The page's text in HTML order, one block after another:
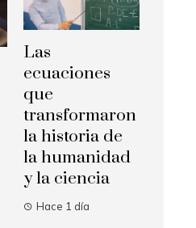
Las
ecuaciones
que
transformaron
la historia de
la humanidad
y la ciencia
Hace 1 día